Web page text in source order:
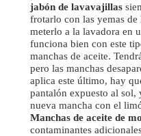
jabón de lavavajillas
frotarlo con las yemas de
meterlo a la lavadora en
funciona bien con este
manchas de aceite.
pero las manchas
aplica este último, hay
pantalón expuesto al sol,
nueva mancha con el
Manchas de aceite de
contaminantes